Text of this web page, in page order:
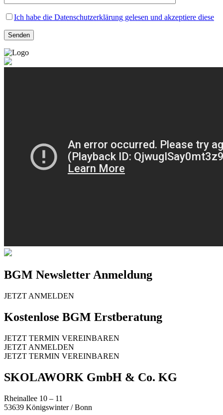
Ich habe die Datenschutzerklärung gelesen und akzeptiere diese
BGM Newsletter Anmeldung
JETZT ANMELDEN
Kostenlose BGM Erstberatung
JETZT TERMIN VEREINBAREN
JETZT ANMELDEN
JETZT TERMIN VEREINBAREN
SKOLAWORK GmbH & Co. KG
Rheinallee 10 – 11
53639 Königswinter / Bonn